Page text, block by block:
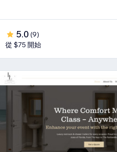
5.0 (9)
從 $75 開始